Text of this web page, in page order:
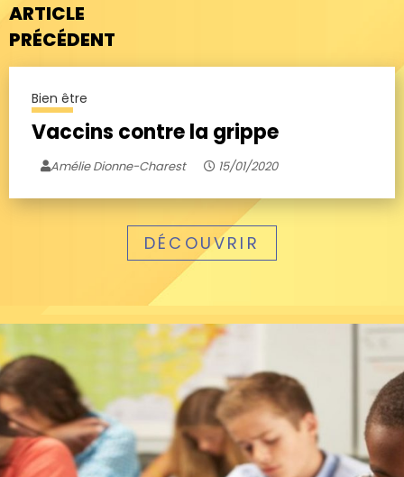
ARTICLE
PRÉCÉDENT
Bien être
Vaccins contre la grippe
Amélie Dionne-Charest 15/01/2020
DÉCOUVRIR